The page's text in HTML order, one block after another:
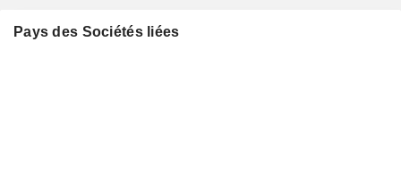
Pays des Sociétés liées